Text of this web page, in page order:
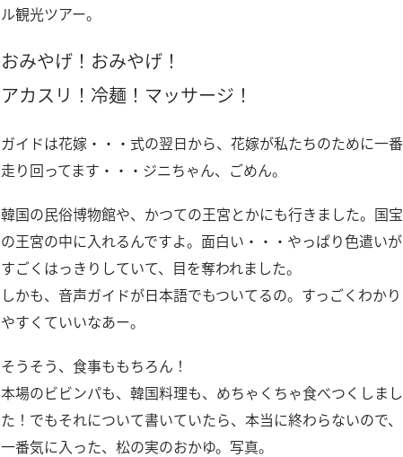
ル観光ツアー。
おみやげ！おみやげ！
アカスリ！冷麺！マッサージ！
ガイドは花嫁・・・式の翌日から、花嫁が私たちのために一番
走り回ってます・・・ジニちゃん、ごめん。
韓国の民俗博物館や、かつての王宮とかにも行きました。国宝
の王宮の中に入れるんですよ。面白い・・・やっぱり色遣いが
すごくはっきりしていて、目を奪われました。
しかも、音声ガイドが日本語でもついてるの。すっごくわかり
やすくていいなあー。
そうそう、食事ももちろん！
本場のビビンパも、韓国料理も、めちゃくちゃ食べつくしまし
た！でもそれについて書いていたら、本当に終わらないので、
一番気に入った、松の実のおかゆ。写真。